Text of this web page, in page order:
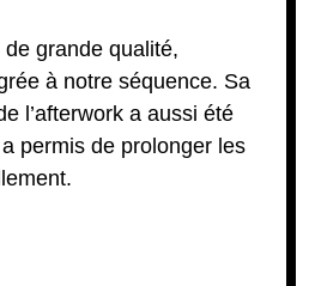
pour parler de la
la protection de
Sarano serait un
grande qualité,
à notre séquence. Sa
l’afterwork a aussi été
permis de prolonger les